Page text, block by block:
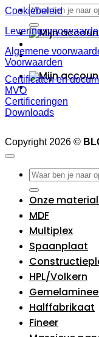
Zoeken
naar:
Cookiebeleid
Algemene
Voorwaarden
Certificaten en
MVO
Certificeringen
Downloads
Copyright 2026 ©
Zoeken
naar:
Onze
MDF
Multiplex
Spaanplaat
HPL/Volkern
Halffabrikaat
Fineer